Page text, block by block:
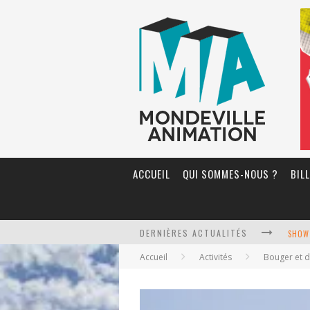
ACCUEIL QUI SOMMES-NOUS ?
DERNIÈRES ACTUALITÉS
Accueil Activités Bouger et